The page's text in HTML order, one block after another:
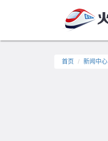
首页 新闻中心